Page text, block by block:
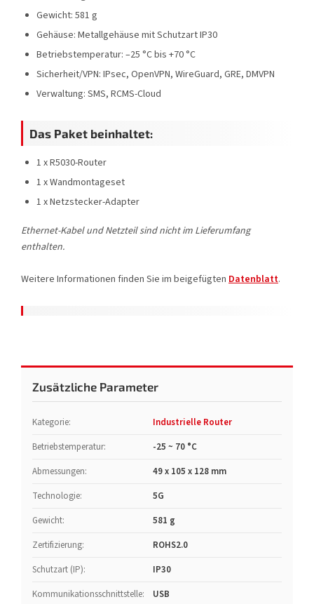
Gewicht: 581 g
Gehäuse: Metallgehäuse mit Schutzart IP30
Betriebstemperatur: –25 °C bis +70 °C
Sicherheit/VPN: IPsec, OpenVPN, WireGuard, GRE, DMVPN
Verwaltung: SMS, RCMS-Cloud
Das Paket beinhaltet:
1 x R5030-Router
1 x Wandmontageset
1 x Netzstecker-Adapter
Ethernet-Kabel und Netzteil sind nicht im Lieferumfang
enthalten.
Weitere Informationen finden Sie im beigefügten Datenblatt.
Zusätzliche Parameter
Kategorie:
Industrielle Router
Betriebstemperatur:
-25 ~ 70 °C
Abmessungen:
49 x 105 x 128 mm
Technologie:
5G
Gewicht:
581 g
Zertifizierung:
ROHS2.0
Schutzart (IP):
IP30
Kommunikationsschnittstelle:
USB